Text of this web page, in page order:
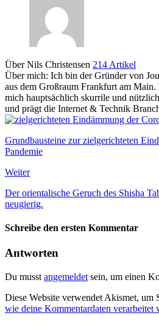
Über Nils Christensen 214 Artikel
Über mich: Ich bin der Gründer von
aus dem Großraum Frankfurt am
mich hauptsächlich skurrile und
und prägt die Internet & Technik
Grundbausteine zur zielgerichteten
Pandemie
Weiter
Der orientalische Geruch des Shisha
neugierig.
Schreibe den ersten Kommentar
Antworten
Du musst angemeldet sein, um einen
Diese Website verwendet Akismet, um
wie deine Kommentardaten verarbeitet